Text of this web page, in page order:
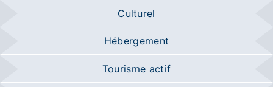
Culturel
Hébergement
Tourisme actif